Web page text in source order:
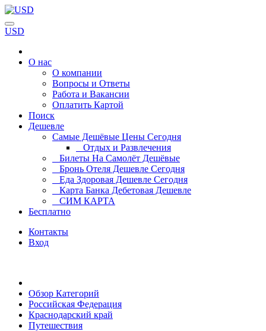
USD
О нас
О компании
Вопросы и Ответы
Работа и Вакансии
Оплатить Картой
Поиск
Дешевле
Самые Дешёвые Цены Сегодня
Отдых и Развлечения
Билеты На Самолёт Дешёвые
Бронь Отеля Дешевле Сегодня
Еда Здоровая Дешевле Сегодня
Карта Банка Дебетовая Дешевле
СИМ КАРТА
Бесплатно
Контакты
Вход
Обзор Категорий
Российская Федерация
Краснодарский край
Путешествия